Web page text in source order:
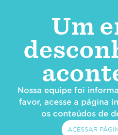
Um
Nossa equipe foi
favor, acesse a página
os conteúdos de
ACESSAR